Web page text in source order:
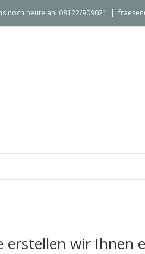
noch heute an! 08122/909021 |
erstellen wir Ihnen